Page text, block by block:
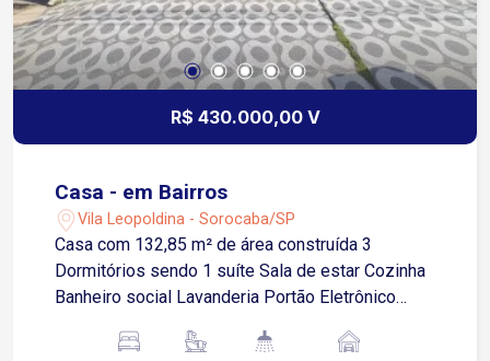
R$ 430.000,00 V
Casa - em Bairros
Vila Leopoldina - Sorocaba/SP
Casa com 132,85 m² de área construída 3
Dormitórios sendo 1 suíte Sala de estar Cozinha
Banheiro social Lavanderia Portão Eletrônico